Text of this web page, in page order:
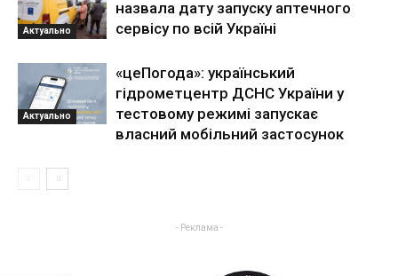
Актуально
назвала дату запуску аптечного
сервісу по всій Україні
Актуально
«цеПогода»: український
гідрометцентр ДСНС України у
тестовому режимі запускає
власний мобільний застосунок
- Реклама -